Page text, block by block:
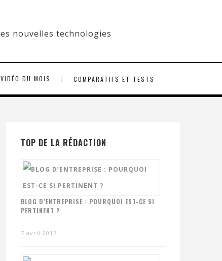
VIDÉO DU MOIS COMPARATIFS ET TESTS
TOP DE LA RÉDACTION
BLOG D’ENTREPRISE : POURQUOI EST-CE SI
PERTINENT ?
7 avril 2017